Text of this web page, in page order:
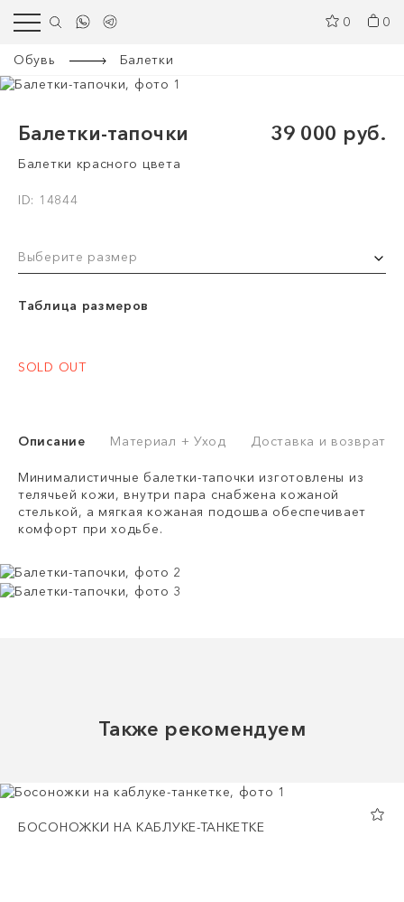
0 0
Обувь Балетки
Балетки-тапочки 39 000 руб.
Балетки красного цвета
ID: 14844
Выберите размер
Таблица размеров
SOLD OUT
Описание Материал + Уход Доставка и возврат
Минималистичные балетки-тапочки изготовлены из
телячьей кожи, внутри пара снабжена кожаной
стелькой, а мягкая кожаная подошва обеспечивает
комфорт при ходьбе.
Также рекомендуем
БОСОНОЖКИ НА КАБЛУКЕ-ТАНКЕТКЕ